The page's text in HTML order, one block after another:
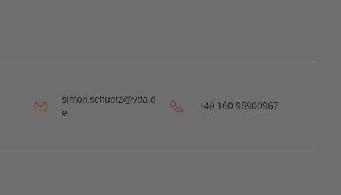
simon.schuetz@vda.d
e
+49 160 95900967